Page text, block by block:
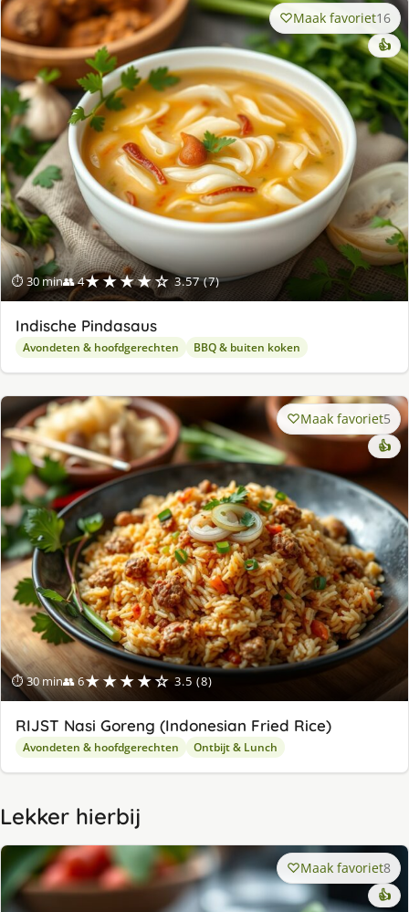
⏱ 30 min👥 4★★★★☆ 3.57 (7)
Maak favoriet16
👍
Indische Pindasaus
Avondeten & hoofdgerechten BBQ & buiten koken
⏱ 30 min👥 6★★★★☆ 3.5 (8)
Maak favoriet5
👍
RIJST Nasi Goreng (Indonesian Fried Rice)
Avondeten & hoofdgerechten Ontbijt & Lunch
Lekker hierbij
Maak favoriet8
👍